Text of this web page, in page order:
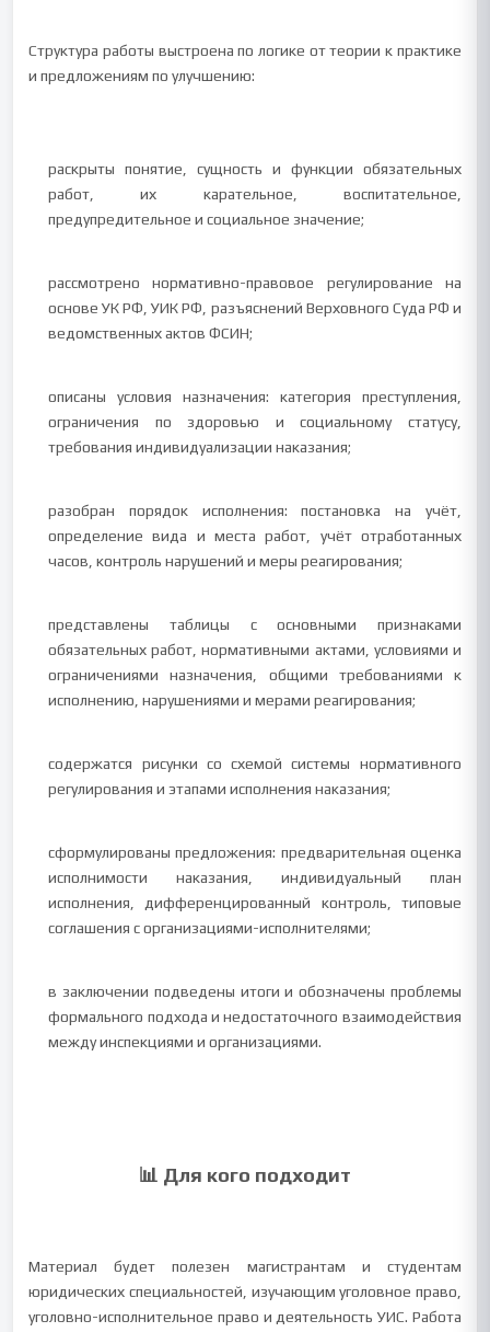
Структура работы выстроена по логике от теории к практике
и предложениям по улучшению:
раскрыты понятие, сущность и функции обязательных
работ, их карательное, воспитательное,
предупредительное и социальное значение;
рассмотрено нормативно-правовое регулирование на
основе УК РФ, УИК РФ, разъяснений Верховного Суда РФ и
ведомственных актов ФСИН;
описаны условия назначения: категория преступления,
ограничения по здоровью и социальному статусу,
требования индивидуализации наказания;
разобран порядок исполнения: постановка на учёт,
определение вида и места работ, учёт отработанных
часов, контроль нарушений и меры реагирования;
представлены таблицы с основными признаками
обязательных работ, нормативными актами, условиями и
ограничениями назначения, общими требованиями к
исполнению, нарушениями и мерами реагирования;
содержатся рисунки со схемой системы нормативного
регулирования и этапами исполнения наказания;
сформулированы предложения: предварительная оценка
исполнимости наказания, индивидуальный план
исполнения, дифференцированный контроль, типовые
соглашения с организациями-исполнителями;
в заключении подведены итоги и обозначены проблемы
формального подхода и недостаточного взаимодействия
между инспекциями и организациями.
📊 Для кого подходит
Материал будет полезен магистрантам и студентам
юридических специальностей, изучающим уголовное право,
уголовно-исполнительное право и деятельность УИС. Работа